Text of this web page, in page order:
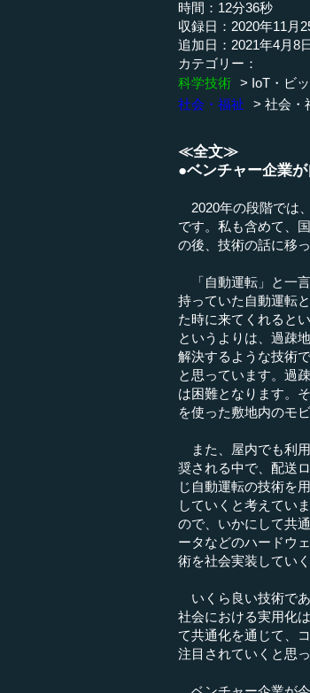
時間：12分36秒
収録日：2020年11月
追加日：2021年4月8
カテゴリー：
科学技術
IoT・ビ
社会・福祉
社会・
≪全文≫
●ベンチャー企業
2020年の段階では
です。私も含めて、
の後、技術の話に移
「自動運転」と一
持っていた自動運転
た時に来てくれると
というよりは、過疎
解決するような技術
と思っています。過
は困難となります。
を使った敷地内のモ
また、屋内でも利
奨される中で、配送
じ自動運転の技術を
していくと考えてい
ので、いかにして共
ータなどのハードウ
術を社会実装してい
いくら良い技術で
社会における実用化
て共通化を通じて、
注目されていくと思っ